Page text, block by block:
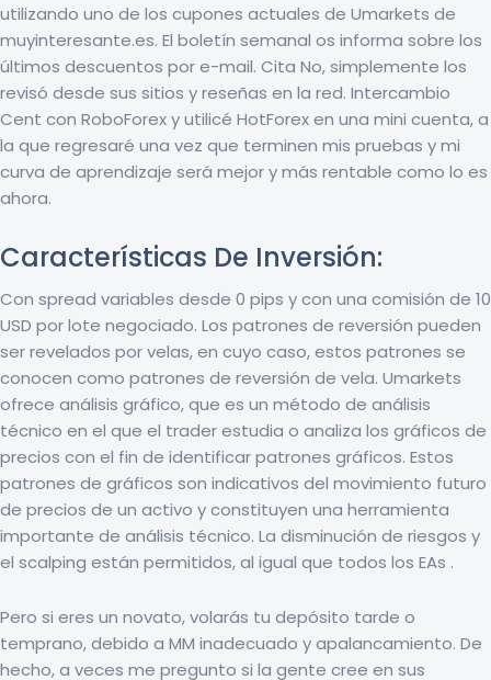
utilizando uno de los cupones actuales de Umarkets de
muyinteresante.es. El boletín semanal os informa sobre los
últimos descuentos por e-mail. Cita No, simplemente los
revisó desde sus sitios y reseñas en la red. Intercambio
Cent con RoboForex y utilicé HotForex en una mini cuenta, a
la que regresaré una vez que terminen mis pruebas y mi
curva de aprendizaje será mejor y más rentable como lo es
ahora.
Características De Inversión:
Con spread variables desde 0 pips y con una comisión de 10
USD por lote negociado. Los patrones de reversión pueden
ser revelados por velas, en cuyo caso, estos patrones se
conocen como patrones de reversión de vela. Umarkets
ofrece análisis gráfico, que es un método de análisis
técnico en el que el trader estudia o analiza los gráficos de
precios con el fin de identificar patrones gráficos. Estos
patrones de gráficos son indicativos del movimiento futuro
de precios de un activo y constituyen una herramienta
importante de análisis técnico. La disminución de riesgos y
el scalping están permitidos, al igual que todos los EAs .
Pero si eres un novato, volarás tu depósito tarde o
temprano, debido a MM inadecuado y apalancamiento. De
hecho, a veces me pregunto si la gente cree en sus